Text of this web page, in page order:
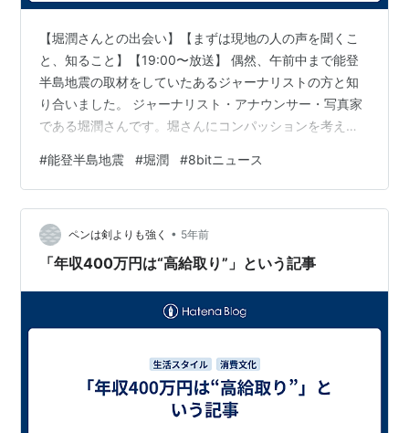
【堀潤さんとの出会い】【まずは現地の人の声を聞くこ
と、知ること】【19:00〜放送】 偶然、午前中まで能登
半島地震の取材をしていたあるジャーナリストの方と知
り合いました。 ジャーナリスト・アナウンサー・写真家
である堀潤さんです。堀さんにコンパッションを考える
能登半島の25歳の若者に取材していた。彼は、東日本大
震災を乗り越えた東北の人たちから学びたいと話してい
る。どうか彼と繋がってほしい。」と話しました。 取材
していた内容が、本日19時に堀さんの番組内で報道され
るということです。「まず現地の人の声を聞き、知るこ
#能登半島地震 #堀潤 #8bitニュース
ペンは剣よりも強く • 5年前
「年収400万円は“高給取り”」という記事